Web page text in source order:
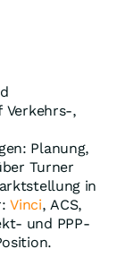
,
Planung,
Turner
in
Vinci, ACS,
und PPP-